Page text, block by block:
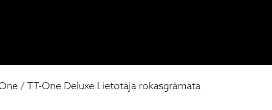
/ TT-One Deluxe Lietotāja rokasgrāmata